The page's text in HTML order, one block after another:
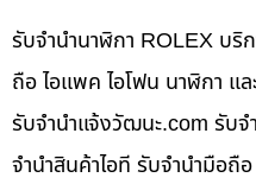
รับจำนำนาฬิกา ROLEX บริ
ถือ ไอแพค ไอโฟน นาฬิกา แ
รับจํานําแจ้งวัฒนะ.com รับ
จำนำสินค้าไอที รับจำนำมือถื